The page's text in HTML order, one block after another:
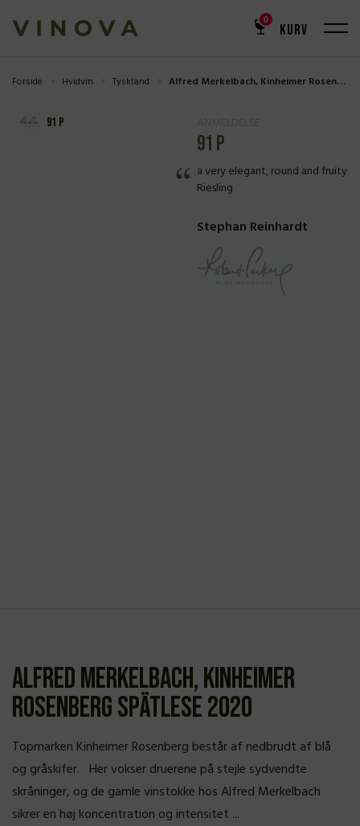
KURV
0
Forside Hvidvin Tyskland Alfred Merkelbach, Kinheimer Rosenberg Spätlese 2020
91 P
91 P
a very elegant, round and fruity
Riesling
Stephan Reinhardt
Alfred Merkelbach, Kinheimer
Rosenberg Spätlese 2020
Topmarken Kinheimer Rosenberg består af nedbrudt af blå
og gråskifer. Her vokser druerene på stejle sydvendte
skråninger, og de gamle vinstokke hos Alfred Merkelbach
sikrer en høj koncentration og intensitet ...